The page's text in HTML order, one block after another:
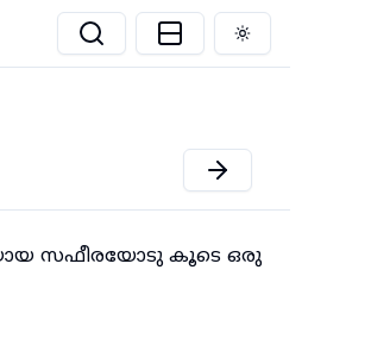
Toggle theme
സഫീരയോടു കൂടെ ഒരു